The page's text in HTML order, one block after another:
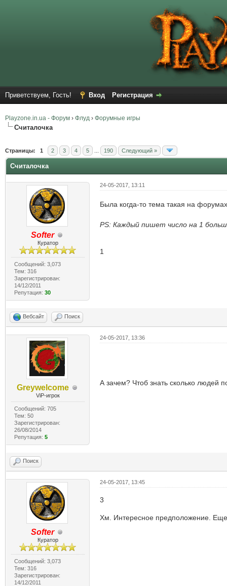
Приветствуем, Гость! Вход Регистрация
Playzone.in.ua - Форум › Флуд › Форумные игры
Считалочка
Страницы: 1 2 3 4 5 190 Следующий »
Считалочка
Softer
Куратор
Сообщений: 3,073
Тем: 316
Зарегистрирован:
14/12/2011
Репутация: 30
24-05-2017, 13:11
Была когда-то тема такая на
PS: Каждый пишет число на 1
1
Вебсайт Поиск
Greywelcome
ViP-игрок
Сообщений: 705
Тем: 50
Зарегистрирован:
26/08/2014
Репутация: 5
24-05-2017, 13:36
А зачем? Чтоб знать сколько людей
Поиск
Softer
Куратор
Сообщений: 3,073
Тем: 316
Зарегистрирован:
14/12/2011
24-05-2017, 13:45
3
Хм. Интересное предположение.